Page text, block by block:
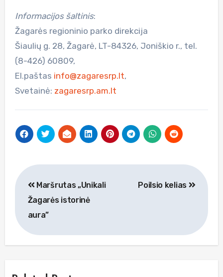
Informacijos šaltinis:
Žagarės regioninio parko direkcija
Šiaulių g. 28, Žagarė, LT-84326, Joniškio r., tel.
(8-426) 60809,
El.paštas info@zagaresrp.lt,
Svetainė: zagaresrp.am.lt
Navigacija
tarp
įrašų
Maršrutas „Unikali
Žagarės istorinė
aura”
Poilsio kelias